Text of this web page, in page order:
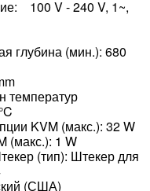
100 V - 240 V, 1~,
глубина (мин.): 680
температур
KVM (макс.): 32 W
(макс.): 1 W
(тип): Штекер для
(США)